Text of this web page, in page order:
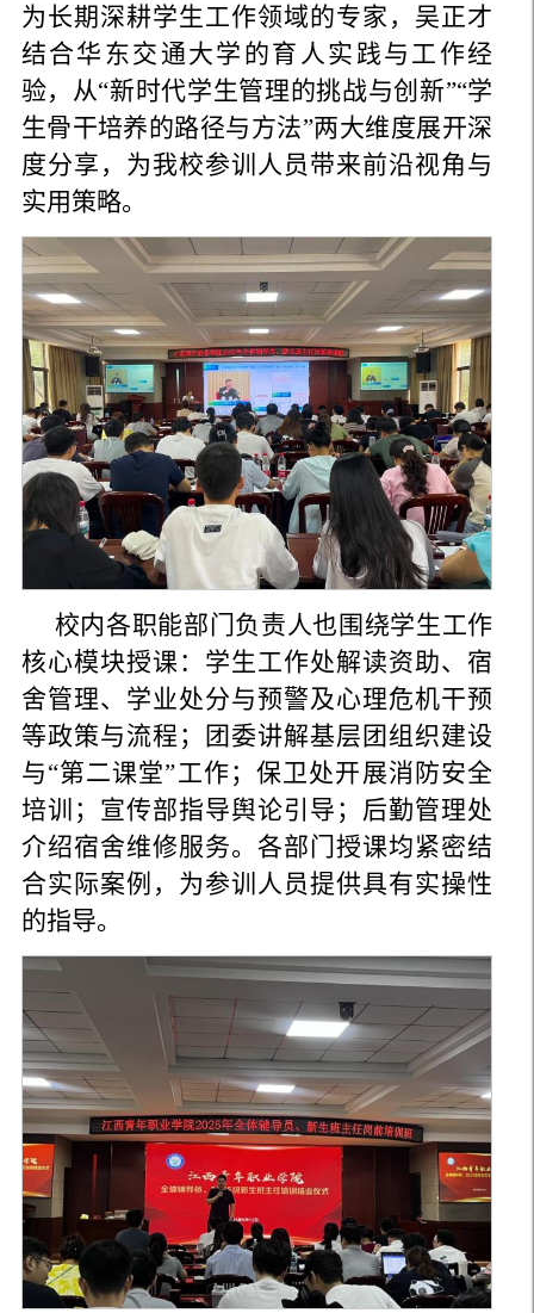
为长期深耕学生工作领域的专家，吴正才
结合华东交通大学的育人实践与工作经
验，从“新时代学生管理的挑战与创新”“学
生骨干培养的路径与方法”两大维度展开深
度分享，为我校参训人员带来前沿视角与
实用策略。
校内各职能部门负责人也围绕学生工作
核心模块授课：学生工作处解读资助、宿
舍管理、学业处分与预警及心理危机干预
等政策与流程；团委讲解基层团组织建设
与“第二课堂”工作；保卫处开展消防安全
培训；宣传部指导舆论引导；后勤管理处
介绍宿舍维修服务。各部门授课均紧密结
合实际案例，为参训人员提供具有实操性
的指导。